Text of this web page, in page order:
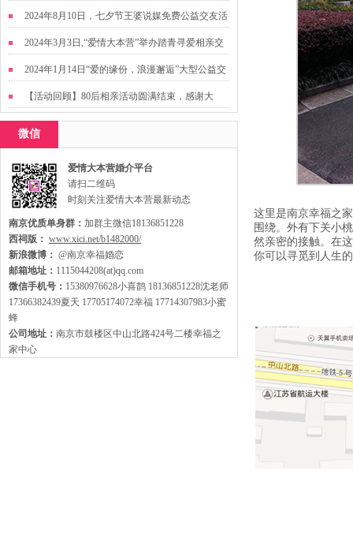
这里是南京幸福之
围绕。外有下关小
然亲密的接触。在
你可以寻觅到人生
2024年8月10日，七夕节王婆说媒免费公益交友活
动
2024年3月3日,“爱情大本营”举办踏青寻爱相亲交
友活动
2024年1月14日“爱的缘份，浪漫邂逅”大型公益交
友活动
【活动回顾】80后相亲活动圆满结束，感谢大
家，走出来才有机会扩大缘分哦~
微信
爱情大本营婚介平台
请扫二维码
时刻关注爱情大本营最新动态
南京优质单身群： 加群主微信18136851228
西祠版： www.xici.net/b1482000/
新浪微博： @南京幸福婚恋
邮箱地址： 1115044208(at)qq.com
微信手机号： 15380976628小喜鹊 18136851228沈老师
17366382439夏天 17705174072幸福 17714307983小蜜
蜂
公司地址： 南京市鼓楼区中山北路424号二楼幸福之
家中心